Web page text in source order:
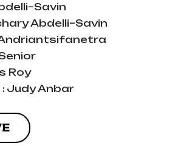
Abdelli–Savin
Roy
: Judy Anbar